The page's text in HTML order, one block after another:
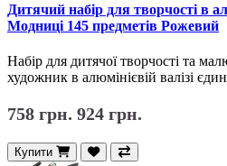
Дитячий набір для творчості в
Модниці 145 предметів Рожевий
Набір для дитячої творчості та
художник в алюмінієвій валізі
758 грн. 924 грн.
Купити